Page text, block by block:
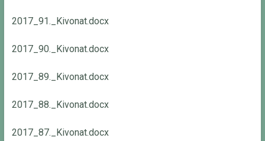
2017_91._Kivonat.docx
2017_90._Kivonat.docx
2017_89._Kivonat.docx
2017_88._Kivonat.docx
2017_87._Kivonat.docx